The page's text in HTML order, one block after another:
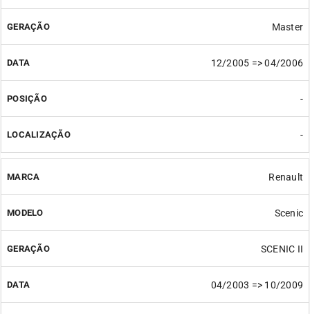
Master
12/2005 => 04/2006
-
-
Renault
Scenic
SCENIC II
04/2003 => 10/2009